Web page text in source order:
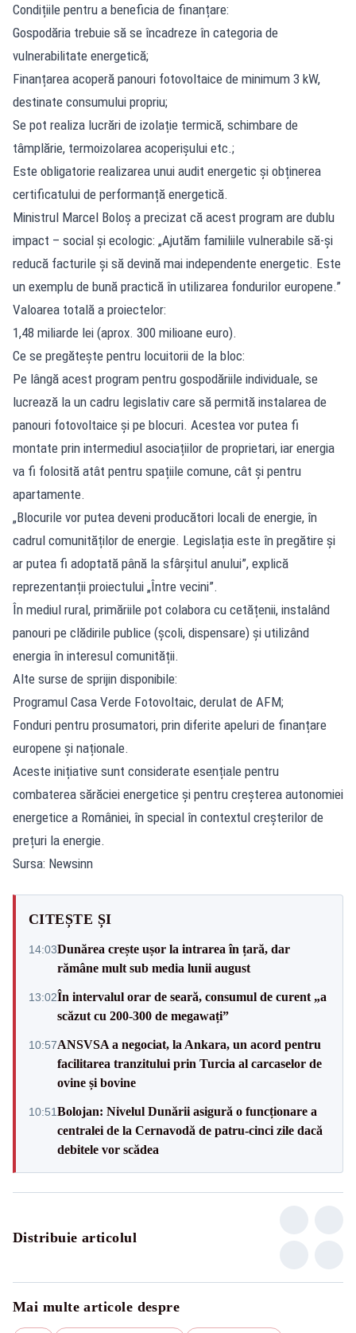
Condițiile pentru a beneficia de finanțare:
Gospodăria trebuie să se încadreze în categoria de
vulnerabilitate energetică;
Finanțarea acoperă panouri fotovoltaice de minimum 3 kW,
destinate consumului propriu;
Se pot realiza lucrări de izolație termică, schimbare de
tâmplărie, termoizolarea acoperișului etc.;
Este obligatorie realizarea unui audit energetic și obținerea
certificatului de performanță energetică.
Ministrul Marcel Boloș a precizat că acest program are dublu
impact – social și ecologic: „Ajutăm familiile vulnerabile să-și
reducă facturile și să devină mai independente energetic. Este
un exemplu de bună practică în utilizarea fondurilor europene.”
Valoarea totală a proiectelor:
1,48 miliarde lei (aprox. 300 milioane euro).
Ce se pregătește pentru locuitorii de la bloc:
Pe lângă acest program pentru gospodăriile individuale, se
lucrează la un cadru legislativ care să permită instalarea de
panouri fotovoltaice și pe blocuri. Acestea vor putea fi
montate prin intermediul asociațiilor de proprietari, iar energia
va fi folosită atât pentru spațiile comune, cât și pentru
apartamente.
„Blocurile vor putea deveni producători locali de energie, în
cadrul comunităților de energie. Legislația este în pregătire și
ar putea fi adoptată până la sfârșitul anului”, explică
reprezentanții proiectului „Între vecini”.
În mediul rural, primăriile pot colabora cu cetățenii, instalând
panouri pe clădirile publice (școli, dispensare) și utilizând
energia în interesul comunității.
Alte surse de sprijin disponibile:
Programul Casa Verde Fotovoltaic, derulat de AFM;
Fonduri pentru prosumatori, prin diferite apeluri de finanțare
europene și naționale.
Aceste inițiative sunt considerate esențiale pentru
combaterea sărăciei energetice și pentru creșterea autonomiei
energetice a României, în special în contextul creșterilor de
prețuri la energie.
Sursa: Newsinn
CITEȘTE ȘI
14:03Dunărea crește ușor la intrarea în țară, dar
rămâne mult sub media lunii august
13:02În intervalul orar de seară, consumul de curent „a
scăzut cu 200-300 de megawați”
10:57ANSVSA a negociat, la Ankara, un acord pentru
facilitarea tranzitului prin Turcia al carcaselor de
ovine și bovine
10:51Bolojan: Nivelul Dunării asigură o funcționare a
centralei de la Cernavodă de patru-cinci zile dacă
debitele vor scădea
Distribuie articolul
Mai multe articole despre